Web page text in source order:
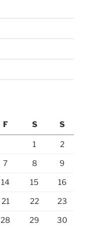
F S S
1 2
7 8 9
14 15 16
21 22 23
28 29 30